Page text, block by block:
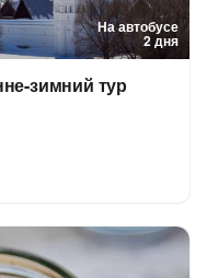
На автобусе
2 дня
зимний тур